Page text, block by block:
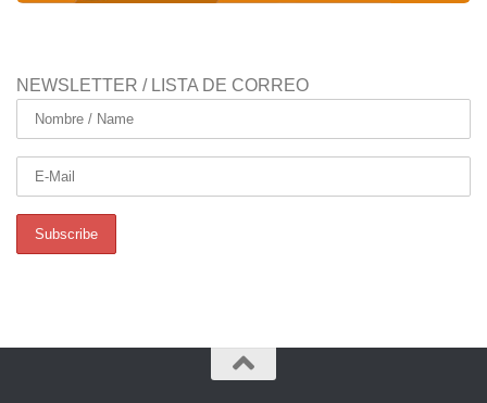
NEWSLETTER / LISTA DE CORREO